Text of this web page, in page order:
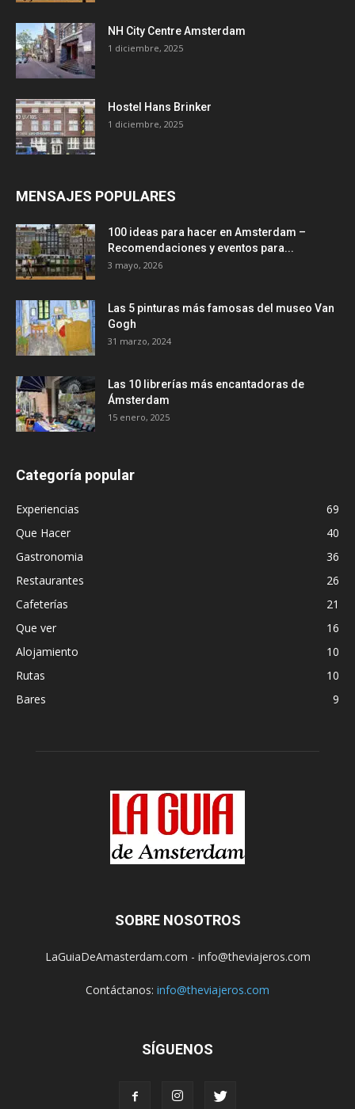
NH City Centre Amsterdam
1 diciembre, 2025
Hostel Hans Brinker
1 diciembre, 2025
MENSAJES POPULARES
100 ideas para hacer en Amsterdam –
Recomendaciones y eventos para...
3 mayo, 2026
Las 5 pinturas más famosas del museo Van
Gogh
31 marzo, 2024
Las 10 librerías más encantadoras de
Ámsterdam
15 enero, 2025
Categoría popular
Experiencias
69
Que Hacer
40
Gastronomia
36
Restaurantes
26
Cafeterías
21
Que ver
16
Alojamiento
10
Rutas
10
Bares
9
SOBRE NOSOTROS
LaGuiaDeAmasterdam.com - info@theviajeros.com
Contáctanos: info@theviajeros.com
SÍGUENOS